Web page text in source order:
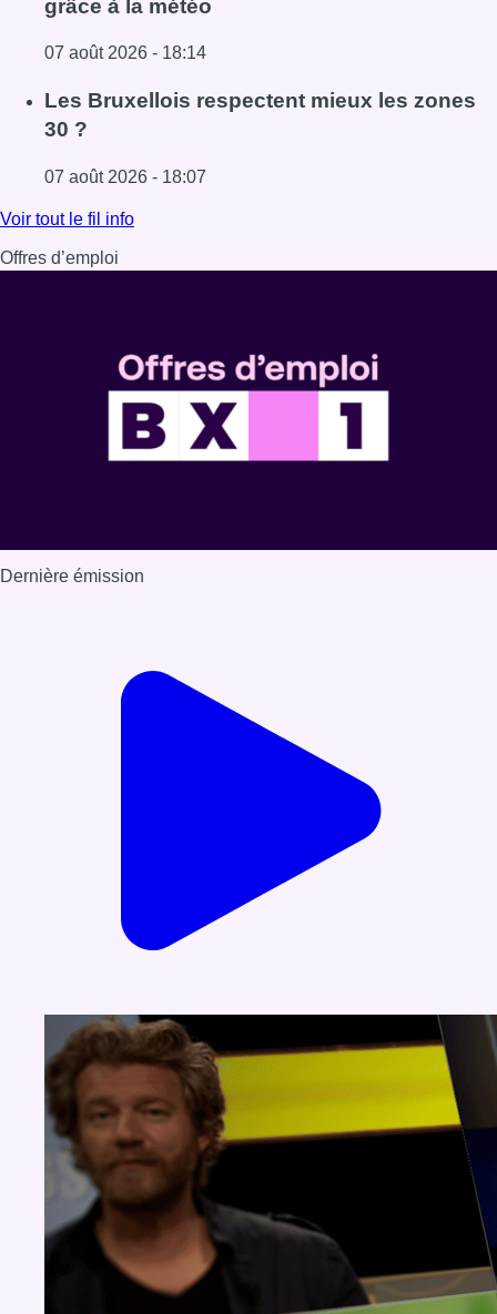
grâce à la météo
07 août 2026 - 18:14
Lire l'article Foire du Midi: les visiteurs au rendez-vous
Les Bruxellois respectent mieux les zones
30 ?
07 août 2026 - 18:07
Lire l'article Les Bruxellois respectent mieux les zones 30
Voir tout le fil info
Offres d’emploi
Dernière émission